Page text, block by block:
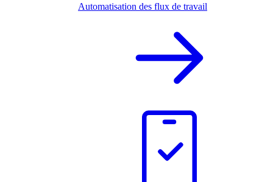
Automatisation des flux de travail